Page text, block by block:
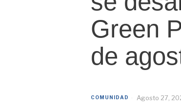
Green
de
COMUNIDAD Agosto 27,